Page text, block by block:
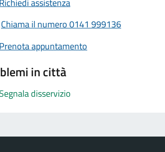
Chiama il numero 0141 999136
Prenota appuntamento
in città
Segnala disservizio